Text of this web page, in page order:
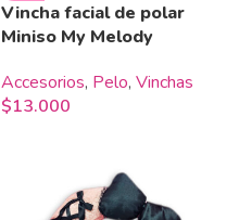
Vincha facial de polar
Miniso My Melody
Accesorios, Pelo, Vinchas
$13.000